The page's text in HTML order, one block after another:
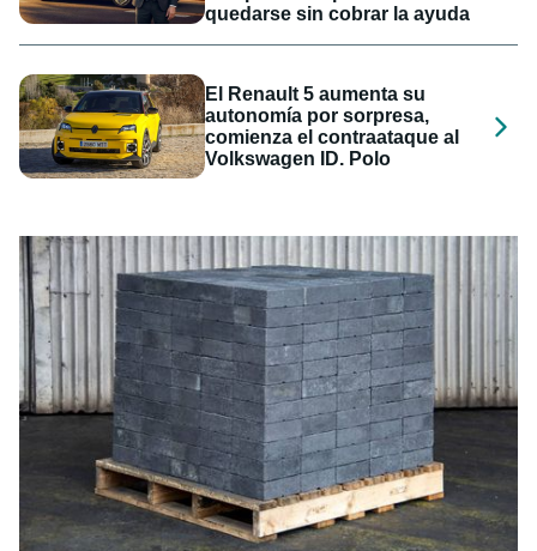
quedarse sin cobrar la ayuda
El Renault 5 aumenta su
autonomía por sorpresa,
comienza el contraataque al
Volkswagen ID. Polo